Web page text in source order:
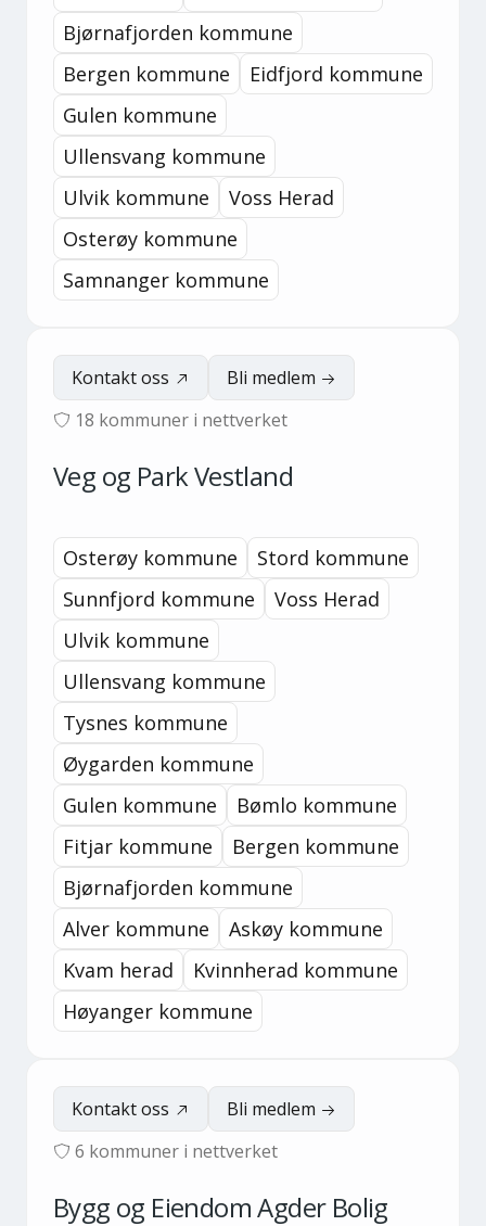
Bjørnafjorden kommune
Bergen kommune
Eidfjord kommune
Gulen kommune
Ullensvang kommune
Ulvik kommune
Voss Herad
Osterøy kommune
Samnanger kommune
Kontakt oss
Bli medlem
18 kommuner i nettverket
Veg og Park Vestland
Osterøy kommune
Stord kommune
Sunnfjord kommune
Voss Herad
Ulvik kommune
Ullensvang kommune
Tysnes kommune
Øygarden kommune
Gulen kommune
Bømlo kommune
Fitjar kommune
Bergen kommune
Bjørnafjorden kommune
Alver kommune
Askøy kommune
Kvam herad
Kvinnherad kommune
Høyanger kommune
Kontakt oss
Bli medlem
6 kommuner i nettverket
Bygg og Eiendom Agder Bolig